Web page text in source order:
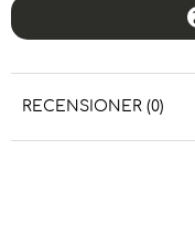
RECENSIONER (0)